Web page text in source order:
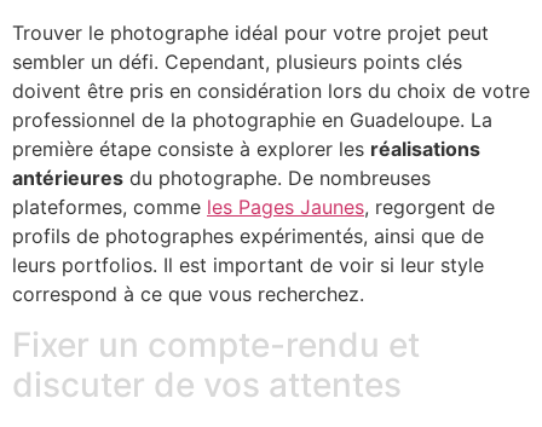
Trouver le photographe idéal pour votre projet peut
sembler un défi. Cependant, plusieurs points clés
doivent être pris en considération lors du choix de votre
professionnel de la photographie en Guadeloupe. La
première étape consiste à explorer les réalisations
antérieures du photographe. De nombreuses
plateformes, comme les Pages Jaunes, regorgent de
profils de photographes expérimentés, ainsi que de
leurs portfolios. Il est important de voir si leur style
correspond à ce que vous recherchez.
Fixer un compte-rendu et
discuter de vos attentes